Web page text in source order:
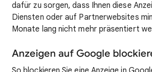
dafür zu sorgen, dass Ihnen diese
Diensten oder auf Partnerwebsites
Monate lang nicht mehr präsentiert
Anzeigen auf Google